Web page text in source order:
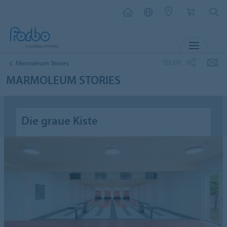
Marmoleum Stories
MARMOLEUM STORIES
Die graue Kiste